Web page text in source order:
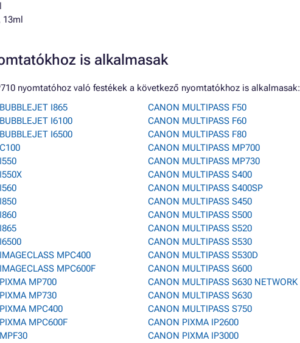
13ml
is alkalmasak
nyomtatóhoz való festékek a következő nyomtatókhoz is alkalmasak:
I865
I6100
I6500
MPC400
MPC600F
MP700
MP730
MPC400
MPC600F
CANON MULTIPASS F50
CANON MULTIPASS F60
CANON MULTIPASS F80
CANON MULTIPASS MP700
CANON MULTIPASS MP730
CANON MULTIPASS S400
CANON MULTIPASS S400SP
CANON MULTIPASS S450
CANON MULTIPASS S500
CANON MULTIPASS S520
CANON MULTIPASS S530
CANON MULTIPASS S530D
CANON MULTIPASS S600
CANON MULTIPASS S630 NETWORK
CANON MULTIPASS S630
CANON MULTIPASS S750
CANON PIXMA IP2600
CANON PIXMA IP3000